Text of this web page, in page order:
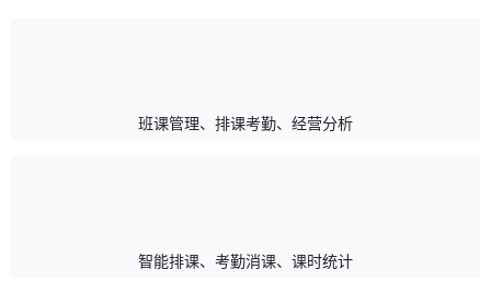
班课管理、排课考勤、经营分析
智能排课、考勤消课、课时统计